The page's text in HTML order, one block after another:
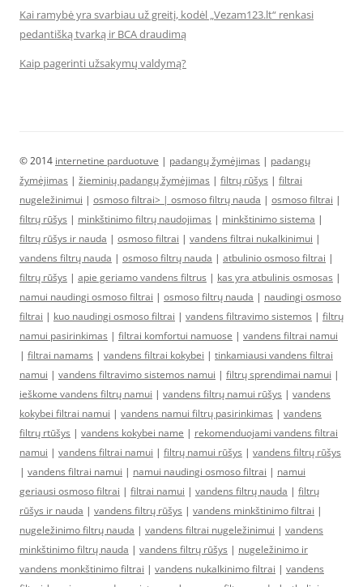
Kai ramybė yra svarbiau už greitį, kodėl „Vezam123.lt“ renkasi
pedantišką tvarką ir BCA draudimą
Kaip pagerinti užsakymų valdymą?
© 2014 internetine parduotuve | padangų žymėjimas | padangų
žymėjimas | žieminių padangų žymėjimas | filtrų rūšys | filtrai
nugeležinimui | osmoso filtrai> | osmoso filtrų nauda | osmoso filtrai |
filtrų rūšys | minkštinimo filtrų naudojimas | minkštinimo sistema |
filtrų rūšys ir nauda | osmoso filtrai | vandens filtrai nukalkinimui |
vandens filtrų nauda | osmoso filtrų nauda | atbulinio osmoso filtrai |
filtrų rūšys | apie geriamo vandens filtrus | kas yra atbulinis osmosas |
namui naudingi osmoso filtrai | osmoso filtrų nauda | naudingi osmoso
filtrai | kuo naudingi osmoso filtrai | vandens filtravimo sistemos | filtrų
namui pasirinkimas | filtrai komfortui namuose | vandens filtrai namui
| filtrai namams | vandens filtrai kokybei | tinkamiausi vandens filtrai
namui | vandens filtravimo sistemos namui | filtrų sprendimai namui |
ieškome vandens filtrų namui | vandens filtrų namui rūšys | vandens
kokybei filtrai namui | vandens namui filtrų pasirinkimas | vandens
filtrų rtūšys | vandens kokybei name | rekomenduojami vandens filtrai
namui | vandens filtrai namui | filtrų namui rūšys | vandens filtrų rūšys
| vandens filtrai namui | namui naudingi osmoso filtrai | namui
geriausi osmoso filtrai | filtrai namui | vandens filtrų nauda | filtrų
rūšys ir nauda | vandens filtrų rūšys | vandens minkštinimo filtrai |
nugeležinimo filtrų nauda | vandens filtrai nugeležinimui | vandens
minkštinimo filtrų nauda | vandens filtrų rūšys | nugeležinimo ir
vandens monkštinimo filtrai | vandens nukalkinimo filtrai | vandens